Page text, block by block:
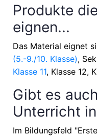
Produkte
eignen...
Das Material eignet
(5.-9./10. Klasse),
Klasse 11, Klasse 12,
Gibt es
Unterricht
Im Bildungsfeld